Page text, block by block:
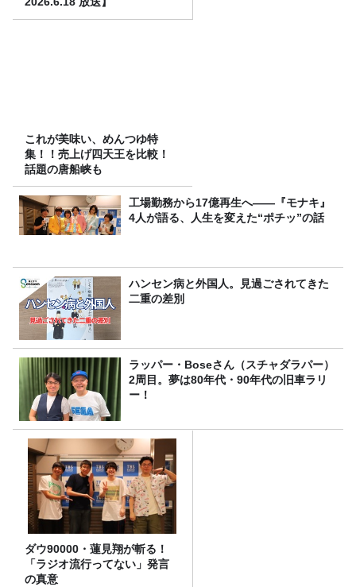
これが美味い、めんつゆ特
集！！売上げ四天王を比較！
話題の唐船峡も
工場勤務から17億再生へ——『モナキ』
4人が語る、人生を変えた“ポチッ”の話
ハンセン病と外国人。見過ごされてきた
二重の差別
ラッパー・Boseさん（スチャダラパー）
2周目。夢は80年代・90年代の旧車ラリ
ー！
ダウ90000・蓮見翔が斬る！
「ラジオ流行ってない」発言
の真意